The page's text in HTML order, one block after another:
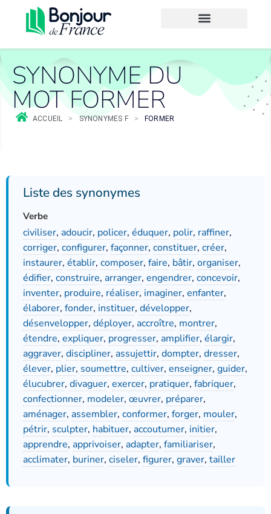
SYNONYME DU
MOT FORMER
ACCUEIL > SYNONYMES F > FORMER
Liste des synonymes
Verbe
civiliser, adoucir, policer, éduquer, polir, raffiner,
corriger, configurer, façonner, constituer, créer,
instaurer, établir, composer, faire, bâtir, organiser,
édifier, construire, arranger, engendrer, concevoir,
inventer, produire, réaliser, imaginer, enfanter,
élaborer, fonder, instituer, développer,
désenvelopper, déployer, accroître, montrer,
étendre, expliquer, progresser, amplifier, élargir,
aggraver, discipliner, assujettir, dompter, dresser,
élever, plier, soumettre, cultiver, enseigner, guider,
élucubrer, divaguer, exercer, pratiquer, fabriquer,
confectionner, modeler, œuvrer, préparer,
aménager, assembler, conformer, forger, mouler,
pétrir, sculpter, habituer, accoutumer, initier,
apprendre, apprivoiser, adapter, familiariser,
acclimater, buriner, ciseler, figurer, graver, tailler